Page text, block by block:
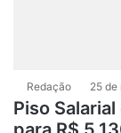
Redação 25 de
Piso